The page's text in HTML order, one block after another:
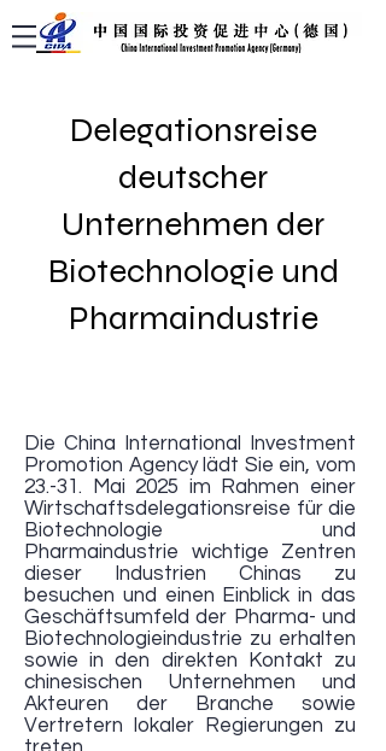
Delegationsreise
deutscher
Unternehmen der
Biotechnologie und
Pharmaindustrie
Die China International Investment
Promotion Agency lädt Sie ein, vom
23.-31. Mai 2025 im Rahmen einer
Wirtschaftsdelegationsreise für die
Biotechnologie und
Pharmaindustrie wichtige Zentren
dieser Industrien Chinas zu
besuchen und einen Einblick in das
Geschäftsumfeld der Pharma- und
Biotechnologieindustrie zu erhalten
sowie in den direkten Kontakt zu
chinesischen Unternehmen und
Akteuren der Branche sowie
Vertretern lokaler Regierungen zu